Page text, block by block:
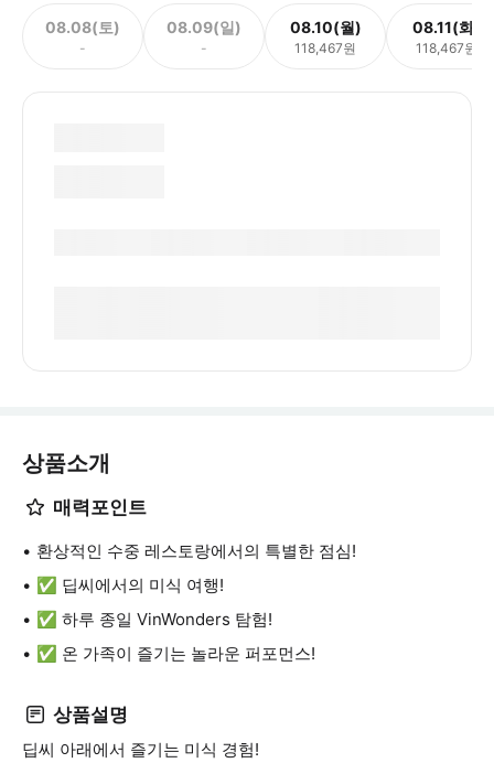
08.08(토)
-
08.09(일)
-
08.10(월)
118,467원
08.11(화)
118,467원
상품소개
매력포인트
환상적인 수중 레스토랑에서의 특별한 점심!
✅ 딥씨에서의 미식 여행!
✅ 하루 종일 VinWonders 탐험!
✅ 온 가족이 즐기는 놀라운 퍼포먼스!
상품설명
딥씨 아래에서 즐기는 미식 경험!